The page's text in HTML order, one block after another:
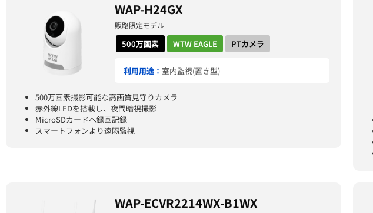
WAP-H24GX
販路限定モデル
500万画素 WTW EAGLE PTカメラ
利用用途： 室内監視(置き型)
500万画素撮影可能な高画質見守りカメラ
赤外線LEDを搭載し、夜間暗視撮影
MicroSDカードへ録画記録
スマートフォンより遠隔監視
WAP-ECVR2214WX-B1WX